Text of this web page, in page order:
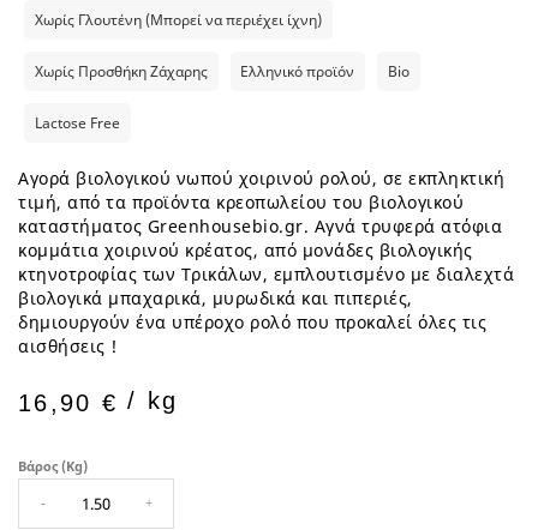
Χωρίς Γλουτένη (Μπορεί να περιέχει ίχνη)
Χωρίς Προσθήκη Ζάχαρης Ελληνικό προϊόν Bio
Lactose Free
Αγορά βιολογικού νωπού χοιρινού ρολού, σε εκπληκτική
τιμή, από τα προϊόντα κρεοπωλείου του βιολογικού
καταστήματος Greenhousebio.gr. Αγνά τρυφερά ατόφια
κομμάτια χοιρινού κρέατος, από μονάδες βιολογικής
κτηνοτροφίας των Τρικάλων, εμπλουτισμένο με διαλεχτά
βιολογικά μπαχαρικά, μυρωδικά και πιπεριές,
δημιουργούν ένα υπέροχο ρολό που προκαλεί όλες τις
αισθήσεις !
16,90 € / kg
Βάρος (kg)
- +